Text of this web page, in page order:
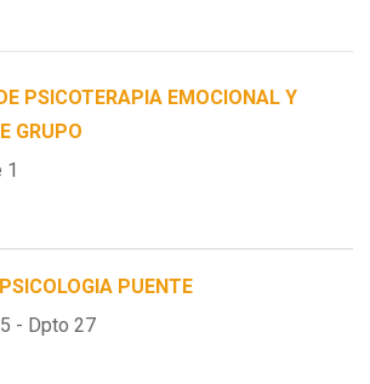
PSICOTERAPIA EMOCIONAL Y
GRUPO
1
PUENTE
- Dpto 27